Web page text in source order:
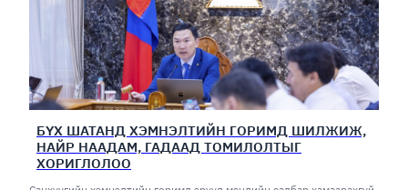
БҮХ ШАТАНД ХЭМНЭЛТИЙН ГОРИМД ШИЛЖИЖ,
НАЙР НААДАМ, ГАДААД ТОМИЛОЛТЫГ
ХОРИГЛОЛОО